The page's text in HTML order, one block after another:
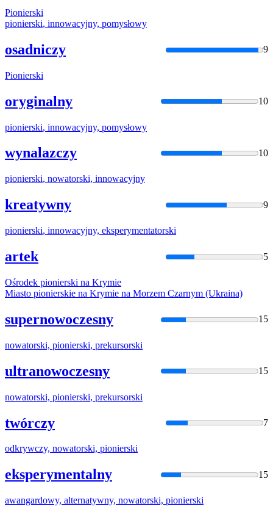
Pionierski
pionierski, innowacyjny, pomysłowy
osadniczy 9
Pionierski
oryginalny 10
pionierski, innowacyjny, pomysłowy
wynalazczy 10
pionierski, nowatorski, innowacyjny
kreatywny 9
pionierski, innowacyjny, eksperymentatorski
artek 5
Ośrodek pionierski na Krymie
Miasto pionierskie na Krymie na Morzem Czarnym (Ukraina)
supernowoczesny 15
nowatorski, pionierski, prekursorski
ultranowoczesny 15
nowatorski, pionierski, prekursorski
twórczy 7
odkrywczy, nowatorski, pionierski
eksperymentalny 15
awangardowy, alternatywny, nowatorski, pionierski